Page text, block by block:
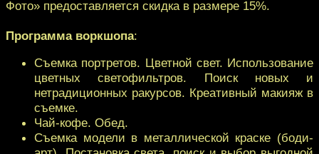
Фото» предоставляется скидка в размере 15%.
Программа воркшопа:
Съемка портретов. Цветной свет. Использование
цветных светофильтров. Поиск новых и
нетрадиционных ракурсов. Креативный макияж в
съемке.
Чай-кофе. Обед.
Съемка модели в металлической краске (боди-